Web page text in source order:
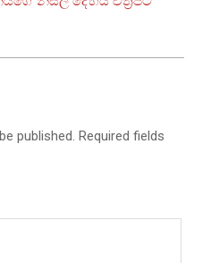
published. Required fields